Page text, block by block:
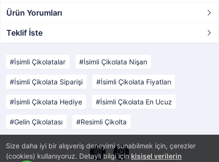
Size daha iyi bir alışveriş deneyimi sunabilmek için, çerezler
(cookies) kullanıyoruz. Detaylı bilgi için kişisel verilerin
Ürün Yorumları
Teklif İste
İsimli Çikolatalar İsimli Çikolata Nişan
İsimli Çikolata Siparişi İsimli Çikolata Fiyatları
İsimli Çikolata Hediye İsimli Çikolata En Ucuz
Gelin Çikolatası Resimli Çikolta